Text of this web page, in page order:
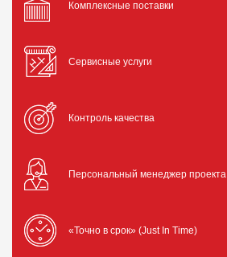
Комплексные поставки
Сервисные услуги
Контроль качества
Персональный менеджер проекта
«Точно в срок» (Just In Time)